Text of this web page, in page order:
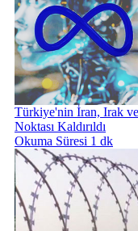
Türkiye'nin İran, Irak ve
Noktası Kaldırıldı
Okuma Süresi 1 dk